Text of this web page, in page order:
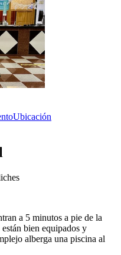
Ubicación
a 5 minutos a pie de la
bien equipados y
alberga una piscina al